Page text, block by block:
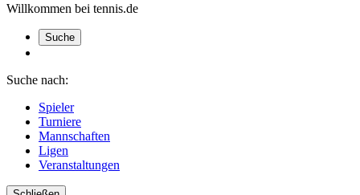
Willkommen bei tennis.de
Suche
Suche nach:
Spieler
Turniere
Mannschaften
Ligen
Veranstaltungen